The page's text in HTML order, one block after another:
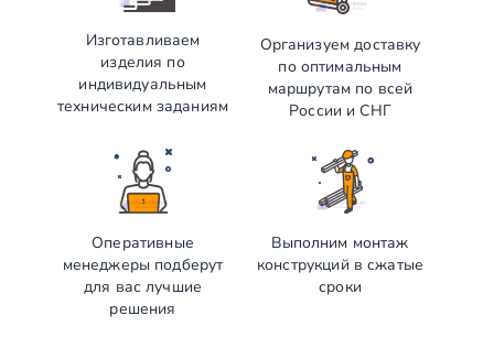
Изготавливаем
изделия по
индивидуальным
техническим заданиям
Организуем доставку
по оптимальным
маршрутам по всей
России и СНГ
Оперативные
менеджеры подберут
для вас лучшие
решения
Выполним монтаж
конструкций в сжатые
сроки